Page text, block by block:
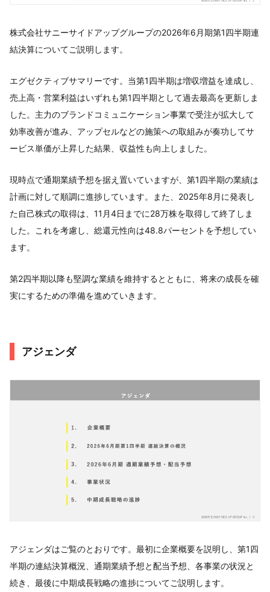
株式会社サニーサイドアップグループの2026年6月期第1四半期連
結決算についてご説明します。
エグゼクティブサマリーです。当第1四半期は増収増益を達成し、
売上高・営業利益はいずれも第1四半期として過去最高を更新しま
した。主力のブランドコミュニケーション事業で受注が拡大して
効率改善が進み、アップセルなどの施策への取組みが奏功してサ
ービス単価が上昇した結果、収益性も向上しました。
現時点で通期業績予想を据え置いていますが、第1四半期の業績は
計画に対して順調に進捗しています。また、2025年8月に発表し
た自己株式の取得は、11月4日までに28万株を取得して終了しま
した。これを考慮し、総還元性向は48.8パーセントを予想してい
ます。
第2四半期以降も堅調な業績を維持するとともに、将来の成長を確
実にするための準備を進めていきます。
アジェンダ
アジェンダはご覧のとおりです。最初に企業概要を説明し、第1四
半期の連結決算概況、通期業績予想と配当予想、各事業の状況と
続き、最後に中期成長戦略の進捗についてご説明します。